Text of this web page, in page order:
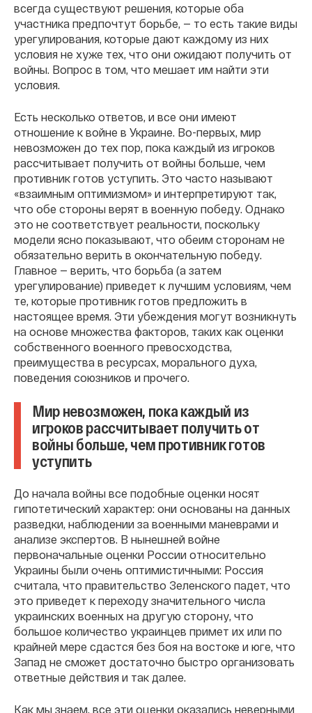
всегда существуют решения, которые оба
участника предпочтут борьбе, — то есть такие виды
урегулирования, которые дают каждому из них
условия не хуже тех, что они ожидают получить от
войны. Вопрос в том, что мешает им найти эти
условия.
Есть несколько ответов, и все они имеют
отношение к войне в Украине. Во-первых, мир
невозможен до тех пор, пока каждый из игроков
рассчитывает получить от войны больше, чем
противник готов уступить. Это часто называют
«взаимным оптимизмом» и интерпретируют так,
что обе стороны верят в военную победу. Однако
это не соответствует реальности, поскольку
модели ясно показывают, что обеим сторонам не
обязательно верить в окончательную победу.
Главное — верить, что борьба (а затем
урегулирование) приведет к лучшим условиям, чем
те, которые противник готов предложить в
настоящее время. Эти убеждения могут возникнуть
на основе множества факторов, таких как оценки
собственного военного превосходства,
преимущества в ресурсах, морального духа,
поведения союзников и прочего.
Мир невозможен, пока каждый из
игроков рассчитывает получить от
войны больше, чем противник готов
уступить
До начала войны все подобные оценки носят
гипотетический характер: они основаны на данных
разведки, наблюдении за военными маневрами и
анализе экспертов. В нынешней войне
первоначальные оценки России относительно
Украины были очень оптимистичными: Россия
считала, что правительство Зеленского падет, что
это приведет к переходу значительного числа
украинских военных на другую сторону, что
большое количество украинцев примет их или по
крайней мере сдастся без боя на востоке и юге, что
Запад не сможет достаточно быстро организовать
ответные действия и так далее.
Как мы знаем, все эти оценки оказались неверными